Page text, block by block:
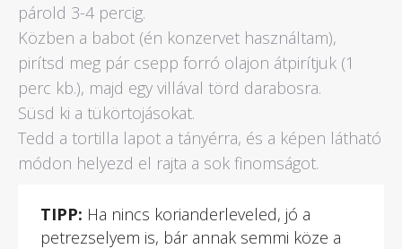
párold 3-4 percig.
Közben a babot (én konzervet használtam),
pirítsd meg pár csepp forró olajon átpirítjuk (1
perc kb.), majd egy villával törd darabosra.
Süsd ki a tükörtojásokat.
Tedd a tortilla lapot a tányérra, és a képen látható
módon helyezd el rajta a sok finomságot.
TIPP: Ha nincs korianderleveled, jó a
petrezselyem is, bár annak semmi köze a